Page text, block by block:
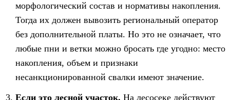
морфологический состав и нормативы накопления.
Тогда их должен вывозить региональный оператор
без дополнительной платы. Но это не означает, что
любые пни и ветки можно бросать где угодно: место
накопления, объем и признаки
несанкционированной свалки имеют значение.
Если это лесной участок. На лесосеке действуют